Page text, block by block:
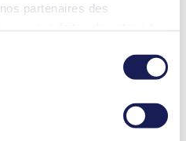
partenaires des
que vous leur avez
dans le cadre de votre
pouvez à tout moment
cliquant sur "Cookies" tout